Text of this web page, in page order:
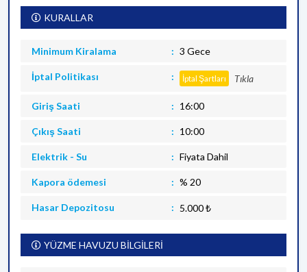
KURALLAR
Minimum Kiralama 3 Gece
İptal Politikası İptal Şartları Tıkla
Giriş Saati 16:00
Çıkış Saati 10:00
Elektrik - Su Fiyata Dahil
Kapora ödemesi % 20
Hasar Depozitosu 5.000 ₺
YÜZME HAVUZU BİLGİLERİ